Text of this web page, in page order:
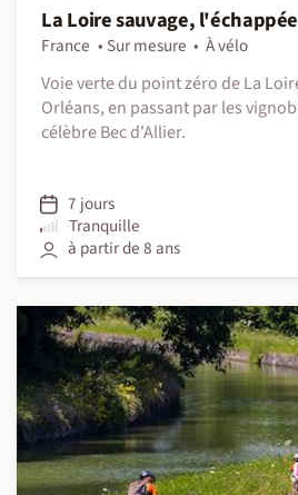
La Loire sauvage,
France Sur mesure
À vélo
Voie verte du point zéro de La
Orléans, en passant par les
célèbre Bec d'Allier.
7 jours
Tranquille
à partir de 8 ans